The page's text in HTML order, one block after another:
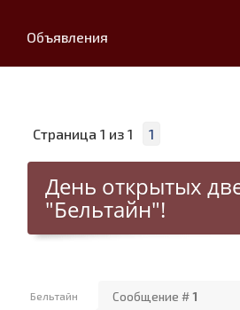
Объявления
Страница 1 из 1 1
День открытых
"Бельтайн"!
Бельтайн Сообщение #1